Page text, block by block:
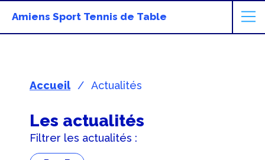
Amiens Sport Tennis de Table
Accueil Actualités
Les actualités
Filtrer les actualités :